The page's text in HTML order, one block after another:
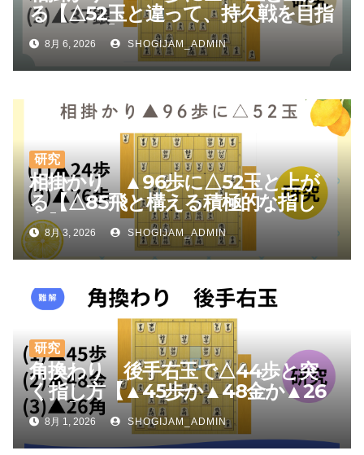
る【△52玉と違って、持久戦を目指
しやすい】
8月 6, 2026 SHOGIJAM_ADMIN
研究
相掛かり ▲96歩に△52玉と上が
る【△85飛と構える積極的な指し
方】
8月 3, 2026 SHOGIJAM_ADMIN
研究
角換わり 後手右玉で△44歩と突
く指し方【▲45歩か▲48金か▲26
角か】
8月 1, 2026 SHOGIJAM_ADMIN